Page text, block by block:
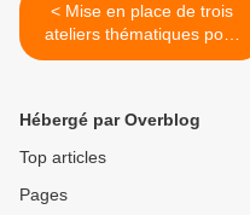
< Mise en place de trois
ateliers thématiques pour
l'étude de la redynamisation
– Saumur
Hébergé par Overblog
Top articles
Pages